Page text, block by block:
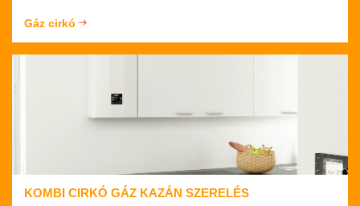
javítását, szerelését, karbantartását. Márkafüggetlenül
Gáz cirkó
KOMBI CIRKÓ GÁZ KAZÁN SZERELÉS